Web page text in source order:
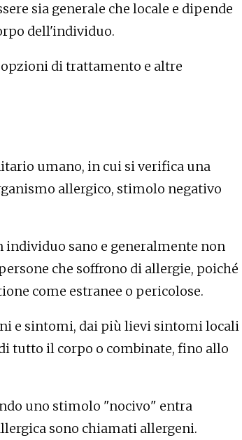
sia generale che locale e dipende
dell'individuo.
di trattamento e altre
umano, in cui si verifica una
allergico, stimolo negativo
sano e generalmente non
che soffrono di allergie, poiché
come estranee o pericolose.
e sintomi, dai più lievi sintomi locali
tutto il corpo o combinate, fino allo
uno stimolo "nocivo" entra
sono chiamati allergeni.